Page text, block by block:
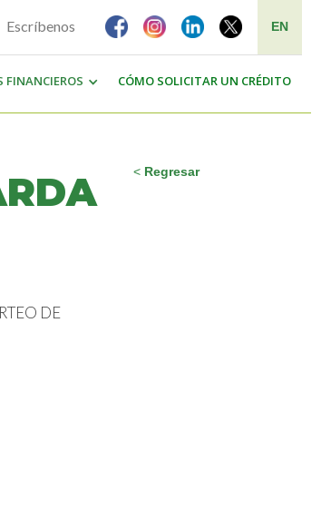
Escríbenos EN
FINANCIEROS CÓMO SOLICITAR UN CRÉDITO
< Regresar
DE